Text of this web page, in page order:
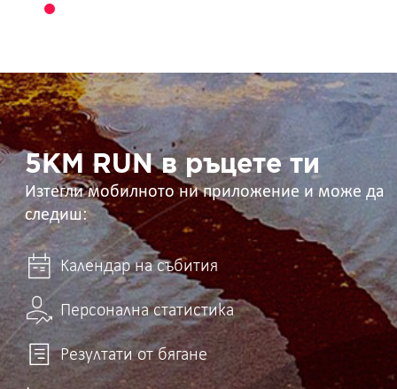
5KM
RUN
в
ръцете
ти 5KM RUN в ръцете ти
Изтегли мобилното ни приложение и може да
следиш:
Календар на събития
Персонална статистика
Резултати от бягане